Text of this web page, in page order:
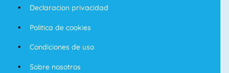
Declaracion privacidad
Politica de cookies
Condiciones de uso
Sobre nosotros